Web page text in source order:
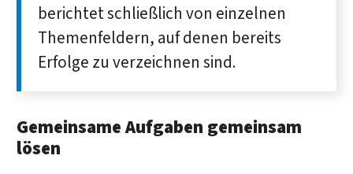
berichtet schließlich von einzelnen
Themenfeldern, auf denen bereits
Erfolge zu verzeichnen sind.
Gemeinsame Aufgaben gemeinsam
lösen